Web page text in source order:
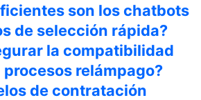
son los chatbots
de selección rápida?
la compatibilidad
relámpago?
de contratación